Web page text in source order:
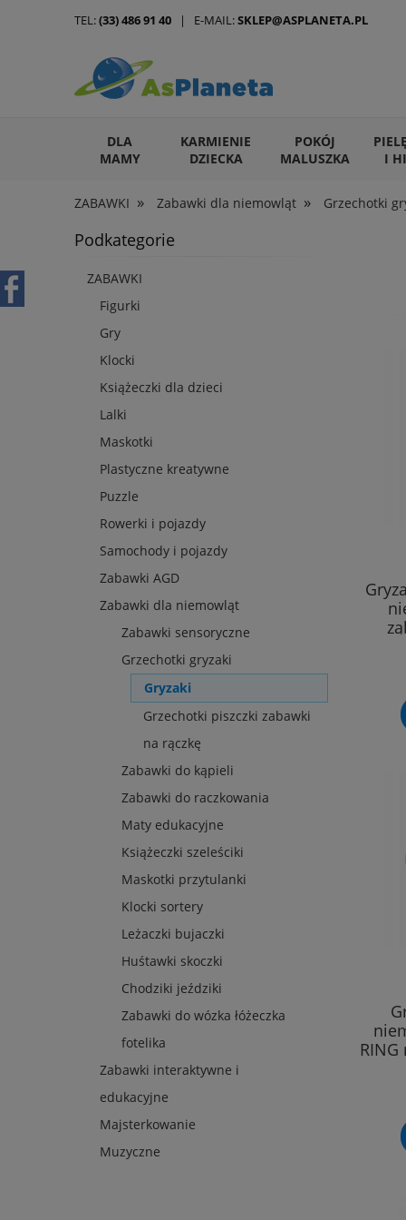
DLA
MAMY
KARMIENIE
DZIECKA
POKÓJ
MALUSZKA
I
ARTYKUŁY DLA ZWIERZĄT
ZABAWKI » Zabawki dla niemowląt » Grzechotki
TEL:(33) 486 91 40 | E-MAIL:SKLEP@ASPLANETA.PL
Podkategorie
ZABAWKI
Figurki
Gry
Klocki
Książeczki dla dzieci
Lalki
Maskotki
Plastyczne kreatywne
Puzzle
Rowerki i pojazdy
Samochody i pojazdy
Zabawki AGD
Zabawki dla niemowląt
Zabawki sensoryczne
Grzechotki gryzaki
Gryzaki
Grzechotki piszczki zabawki
na rączkę
Zabawki do kąpieli
Zabawki do raczkowania
Maty edukacyjne
Książeczki szeleściki
Maskotki przytulanki
Klocki sortery
Leżaczki bujaczki
Huśtawki skoczki
Chodziki jeździki
Zabawki do wózka łóżeczka
fotelika
Zabawki interaktywne i
edukacyjne
Majsterkowanie
Muzyczne